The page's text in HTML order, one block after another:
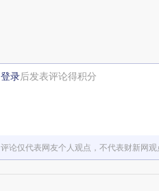
登录后发表评论得积分
评论仅代表网友个人观点，不代表财新网观